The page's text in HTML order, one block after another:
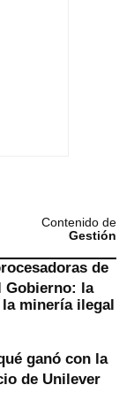
Contenido de
Gestión
de
Gobierno: la
minería ilegal
ganó con la
de Unilever